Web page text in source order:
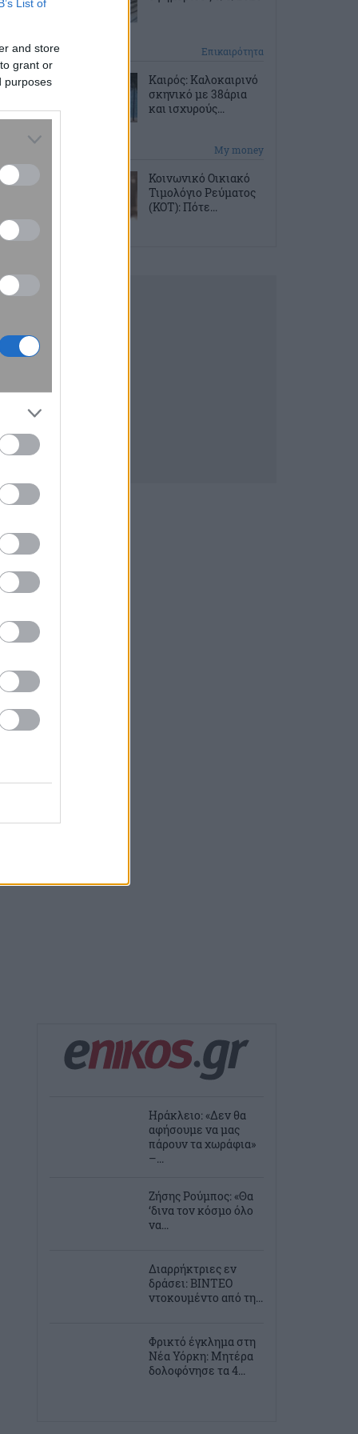
List of
and store
grant or
purposes
53 λεπτά πριν Επικαιρότητα
Καιρός: Καλοκαιρινό
σκηνικό με 38άρια
και ισχυρούς...
My money
Κοινωνικό Οικιακό
Τιμολόγιο Ρεύματος
(ΚΟΤ): Πότε...
Ηράκλειο: «Δεν θα
αφήσουμε να μας
πάρουν τα χωράφια»
–...
Ζήσης Ρούμπος: «Θα
‘δινα τον κόσμο όλο
να...
Διαρρήκτριες εν
δράσει: ΒΙΝΤΕΟ
ντοκουμέντο από τη...
Φρικτό έγκλημα στη
Νέα Υόρκη: Μητέρα
δολοφόνησε τα 4...